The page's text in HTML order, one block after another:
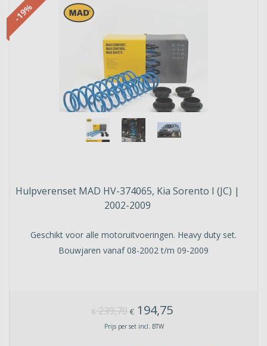
-19%
Hulpverenset MAD HV-374065, Kia Sorento I (JC) |
2002-2009
Geschikt voor alle motoruitvoeringen. Heavy duty set.
Bouwjaren vanaf 08-2002 t/m 09-2009
€239,70 € 194,75
Prijs per set incl. BTW